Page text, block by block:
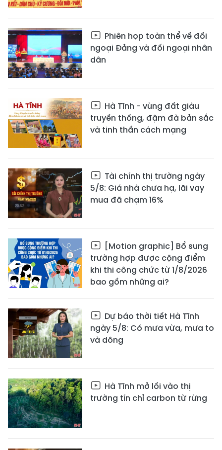
Phiên họp toàn thể về đối
ngoại Đảng và đối ngoại nhân
dân
Hà Tĩnh - vùng đất giàu
truyền thống, đậm đà bản sắc
và tinh thần cách mạng
Tài chính thị trường ngày
5/8: Giá nhà chưa hạ, lãi vay
mua đã chạm 16%
[Motion graphic] Bổ sung
trường hợp được cộng điểm
khi thi công chức từ 1/8/2026
bao gồm những ai?
Dự báo thời tiết Hà Tĩnh
ngày 5/8: Có mưa vừa, mưa to
và dông
Hà Tĩnh mở lối vào thị
trường tín chỉ carbon từ rừng